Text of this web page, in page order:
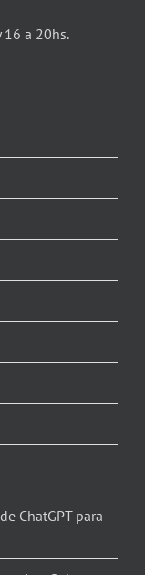
16 a 20hs.
ChatGPT para